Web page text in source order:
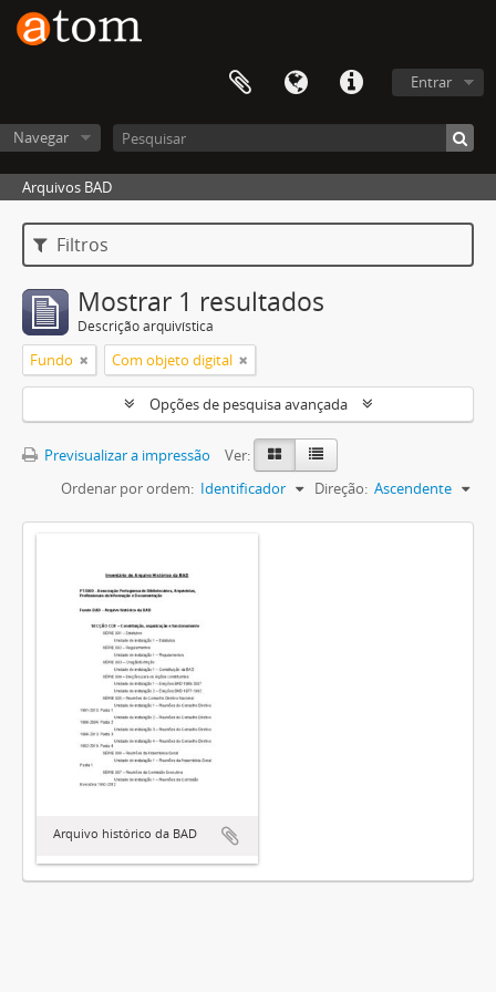
Entrar
Navegar
Arquivos BAD
Filtros
Mostrar 1 resultados
Descrição arquivística
Fundo Com objeto digital
Opções de pesquisa avançada
Previsualizar a impressão
Ver:
Ordenar por ordem: Identificador Direção: Ascendente
Arquivo histórico da BAD